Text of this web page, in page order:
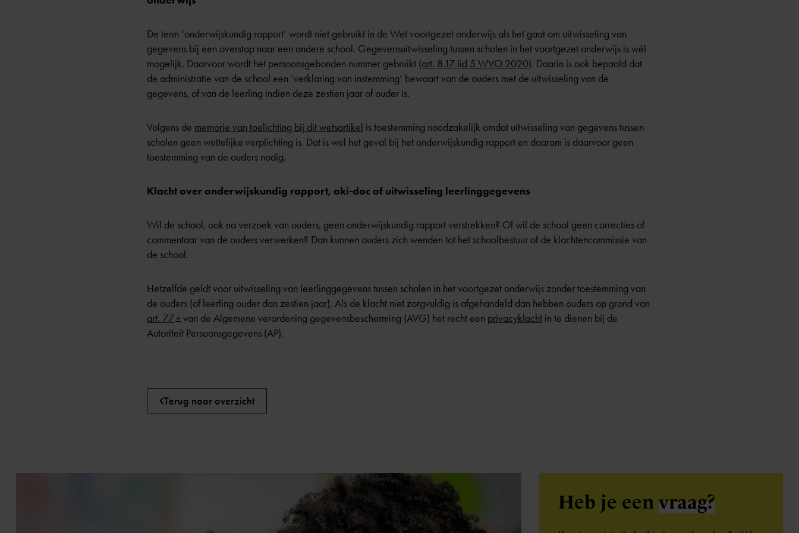
De term ‘onderwijskundig rapport’ wordt niet gebruikt in de Wet voortgezet onderwijs als het gaat om uitwisseling van
gegevens bij een overstap naar een andere school. Gegevensuitwisseling tussen scholen in het voortgezet onderwijs is wél
mogelijk. Daarvoor wordt het persoonsgebonden nummer gebruikt (art. 8.17 lid 5 WVO 2020). Daarin is ook bepaald dat
de administratie van de school een ‘verklaring van instemming’ bewaart van de ouders met de uitwisseling van de
gegevens, of van de leerling indien deze zestien jaar of ouder is.
Volgens de memorie van toelichting bij dit wetsartikel is toestemming noodzakelijk omdat uitwisseling van gegevens tussen
scholen geen wettelijke verplichting is. Dat is wel het geval bij het onderwijskundig rapport en daarom is daarvoor geen
toestemming van de ouders nodig.
Klacht over onderwijskundig rapport, oki-doc of uitwisseling leerlinggegevens
Wil de school, ook na verzoek van ouders, geen onderwijskundig rapport verstrekken? Of wil de school geen correcties of
commentaar van de ouders verwerken? Dan kunnen ouders zich wenden tot het schoolbestuur of de klachtencommissie van
de school.
Hetzelfde geldt voor uitwisseling van leerlinggegevens tussen scholen in het voortgezet onderwijs zonder toestemming van
de ouders (of leerling ouder dan zestien jaar). Als de klacht niet zorgvuldig is afgehandeld dan hebben ouders op grond van
art. 77
van de Algemene verordening gegevensbescherming (AVG) het recht een privacyklacht in te dienen bij de
Autoriteit Persoonsgegevens (AP).
Terug naar overzicht
Heb je een vraag?